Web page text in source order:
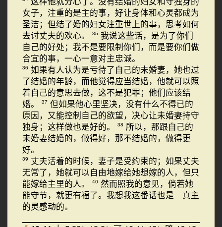
女子，注重的是主的事，好让身体和心灵都成为
圣洁；但结了婚的妇女注重世上的事，思考如何
去讨丈夫的欢心。
35 我说这些话，是为了你们
自己的好处；我不是要限制你们，而是要你们做
合宜的事，一心一意对主忠诚。
36 如果有人认为是亏待了自己的未婚妻，她也过
了结婚的年龄，而他觉得应当结婚，他就可以照
着自己的意思去做，这不是犯罪；他们应该结
婚。
37 但如果他心里坚决，没有什么不得已的
原因，又能控制自己的欲望，决心让未婚妻持守
独身；这样做也是好的。
38 所以，那跟自己的
未婚妻结婚的，做得好，那不结婚的，做得更
好。
39 丈夫活着的时候，妻子是受约束的；如果丈夫
无常了，她就可以自由地嫁给她想嫁的人，但只
能嫁给主里的人。
40 然而照我的意见，倘若她
能守节，就更有福了。我想我这番话也是 真主
的灵感动的。